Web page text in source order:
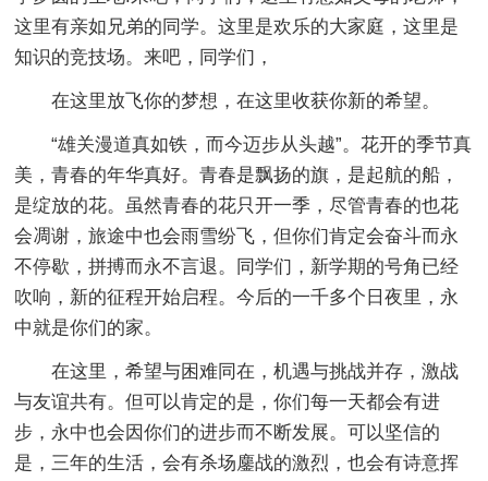
这里有亲如兄弟的同学。这里是欢乐的大家庭，这里是
知识的竞技场。来吧，同学们，
在这里放飞你的梦想，在这里收获你新的希望。
“雄关漫道真如铁，而今迈步从头越”。花开的季节真
美，青春的年华真好。青春是飘扬的旗，是起航的船，
是绽放的花。虽然青春的花只开一季，尽管青春的也花
会凋谢，旅途中也会雨雪纷飞，但你们肯定会奋斗而永
不停歇，拼搏而永不言退。同学们，新学期的号角已经
吹响，新的征程开始启程。今后的一千多个日夜里，永
中就是你们的家。
在这里，希望与困难同在，机遇与挑战并存，激战
与友谊共有。但可以肯定的是，你们每一天都会有进
步，永中也会因你们的进步而不断发展。可以坚信的
是，三年的生活，会有杀场鏖战的激烈，也会有诗意挥